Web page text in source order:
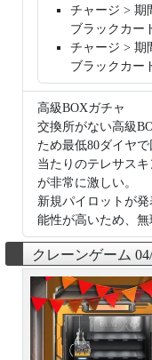
チャージ > 期
ブラックカー
チャージ > 期
ブラックカー
高級BOXガチャ
交換所がない高級
ため最低80ダイヤで
当たりのテレサス
が非常に激しい。
新規パイロットが
能性が高いため、
クレーンゲーム